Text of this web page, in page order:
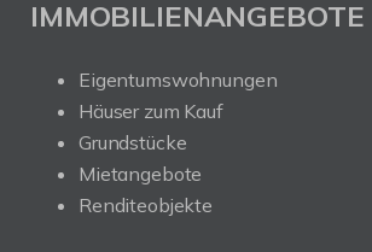
IMMOBILIENANGEBOTE
Eigentumswohnungen
Häuser zum Kauf
Grundstücke
Mietangebote
Renditeobjekte